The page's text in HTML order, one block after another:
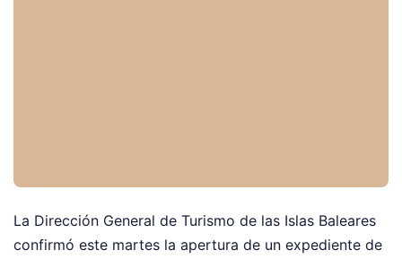
La Dirección General de Turismo de las Islas Baleares
confirmó este martes la apertura de un expediente de